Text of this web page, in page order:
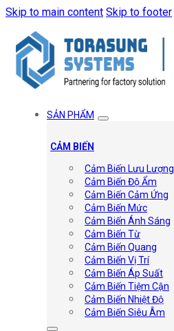
Skip to main content Skip to footer
SẢN PHẨM
CẢM BIẾN
Cảm Biến Lưu Lượng
Cảm Biến Độ Ẩm
Cảm Biến Cảm Ứng
Cảm Biến Mức
Cảm Biến Ánh Sáng
Cảm Biến Từ
Cảm Biến Quang
Cảm Biến Vị Trí
Cảm Biến Áp Suất
Cảm Biến Tiệm Cận
Cảm Biến Nhiệt Độ
Cảm Biến Siêu Âm